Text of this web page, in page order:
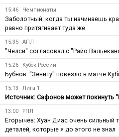
15:46 Чемпионаты
Заболотный: когда ты начинаешь
равно притягивает туда же
15:35 АПЛ
"Челси" согласовал с "Райо
15:26 Кубок России
Бубнов: "Зениту" повезло в матче
15:13 Лига 1
Источник: Сафонов может покинуть
13:00 РПЛ
Егорычев: Хуан Диас очень сильный
деталей, которые я до этого не знал